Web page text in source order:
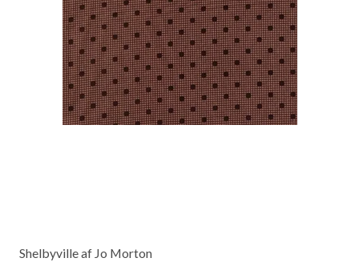
Shelbyville af Jo Morton